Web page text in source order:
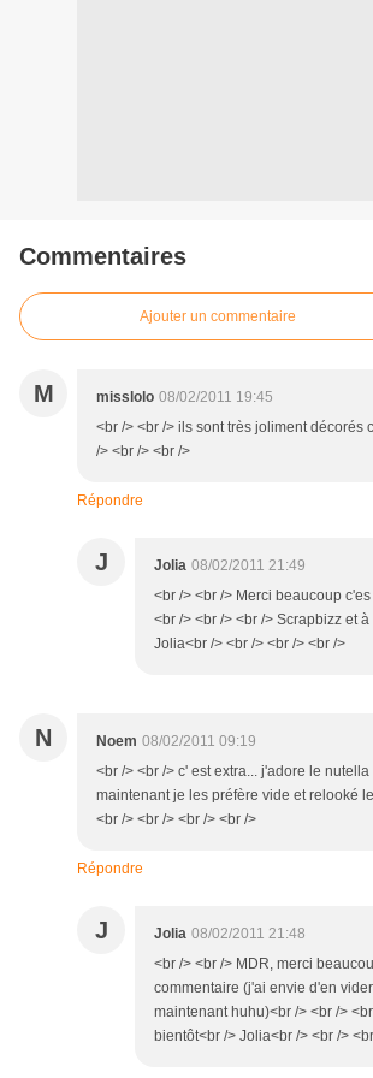
Commentaires
Ajouter un commentaire
M misslolo 08/02/2011 19:45
<br /> <br /> ils sont très joliment décorés
/> <br /> <br />
Répondre
J Jolia 08/02/2011 21:49
<br /> <br /> Merci beaucoup
<br /> <br /> <br /> Scrapbizz et
Jolia<br /> <br /> <br /> <br />
N Noem 08/02/2011 09:19
<br /> <br /> c' est extra... j'adore le
maintenant je les préfère vide et relooké
<br /> <br /> <br /> <br />
Répondre
J Jolia 08/02/2011 21:48
<br /> <br /> MDR, merci
commentaire (j'ai envie d'en
maintenant huhu)<br /> <br />
bientôt<br /> Jolia<br /> <br />